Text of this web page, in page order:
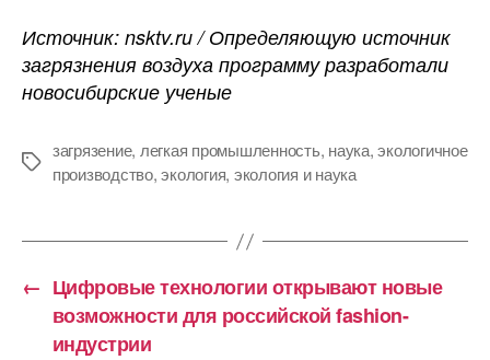
Источник: nsktv.ru / Определяющую источник
загрязнения воздуха программу разработали
новосибирские ученые
Метки
загрязение, легкая промышленность, наука,экологичное
производство,экология, экология и наука
← Цифровые технологии открывают новые
возможности для российской fashion-
индустрии